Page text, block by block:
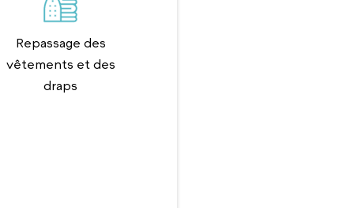
Repassage des
vêtements et des
draps